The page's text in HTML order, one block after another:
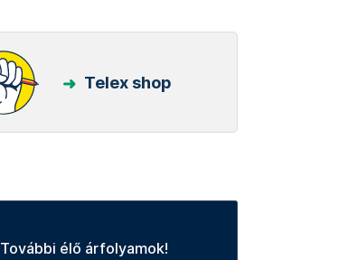
Telex shop
További élő árfolyamok!